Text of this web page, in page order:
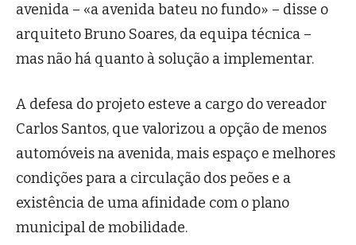
avenida – «a avenida bateu no fundo» – disse o
arquiteto Bruno Soares, da equipa técnica –
mas não há quanto à solução a implementar.
A defesa do projeto esteve a cargo do vereador
Carlos Santos, que valorizou a opção de menos
automóveis na avenida, mais espaço e melhores
condições para a circulação dos peões e a
existência de uma afinidade com o plano
municipal de mobilidade.